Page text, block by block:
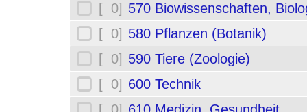
[ 0] 570 Biowissenschaften,
[ 0] 580 Pflanzen (Botanik)
[ 0] 590 Tiere (Zoologie)
[ 0] 600 Technik